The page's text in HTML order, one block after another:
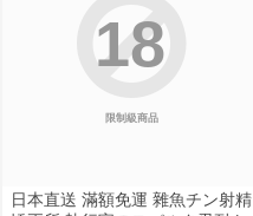
限制級商品
18
日本直送 滿額免運 雜魚チン射精